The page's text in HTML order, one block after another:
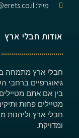
מייל: hevel@erets.co.il
אודות חבלי ארץ
חבלי ארץ מתמחה
גיאוגרפיים ברחבי
בין אם אתם
מטיילים פחות
חבלי ארץ וליהנות
ומדויקת.